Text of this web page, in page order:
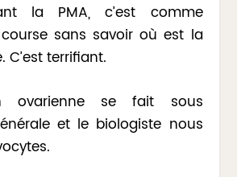
la PMA, c’est comme
sans savoir où est la
C’est terrifiant.
ovarienne se fait sous
et le biologiste nous